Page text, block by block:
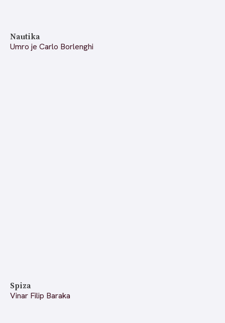
Nautika
Umro je Carlo Borlenghi
Spiza
Vinar Filip Baraka